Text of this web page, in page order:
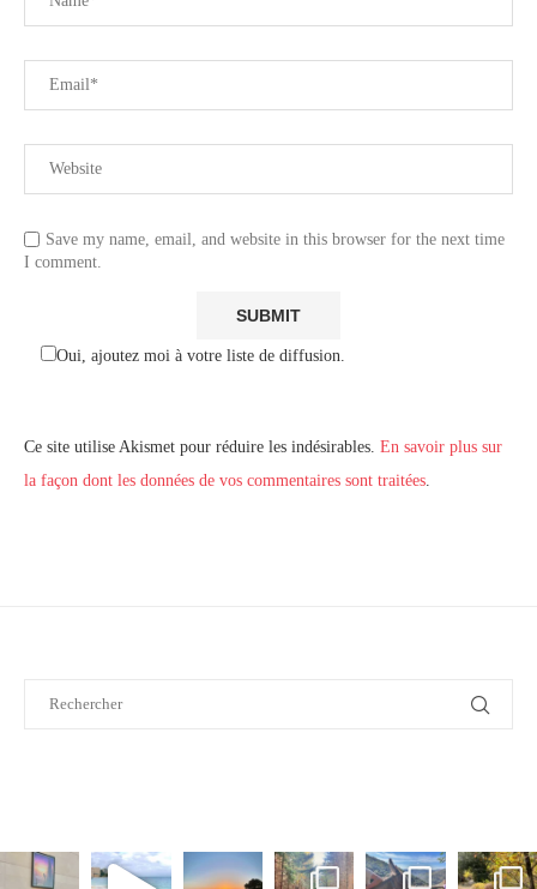
Save my name, email, and website in this browser for the next time
I comment.
Oui, ajoutez moi à votre liste de diffusion.
Ce site utilise Akismet pour réduire les indésirables. En savoir plus sur
la façon dont les données de vos commentaires sont traitées.